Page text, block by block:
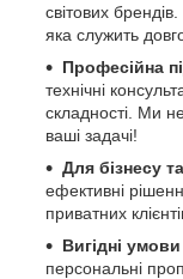
світових
яка служить
Професійна
технічні
складності. Ми
ваші задачі!
Для бізнесу
ефективні
приватних
Вигідні умови
персональні